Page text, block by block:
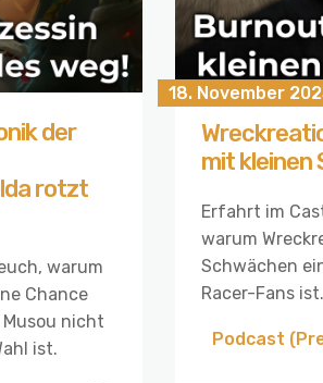
der
rotzt
warum
Chance
nicht
ist.
18. November
mit kleinen
Erfahrt im
warum
Schwächen
Racer-Fans ist.
Podcast